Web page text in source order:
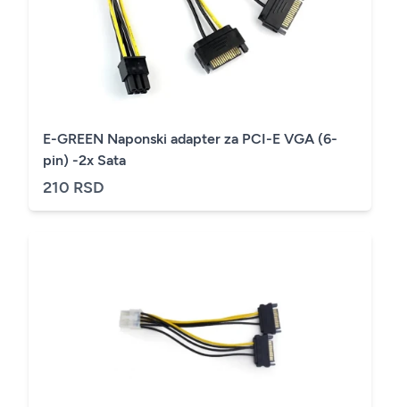
E-GREEN Naponski adapter za PCI-E VGA (6-
pin) -2x Sata
210 RSD